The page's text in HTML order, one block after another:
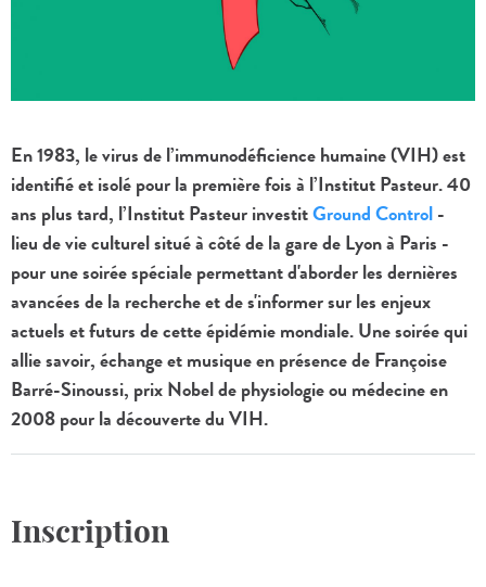
En 1983, le virus de l’immunodéficience humaine (VIH) est
identifié et isolé pour la première fois à l’Institut Pasteur. 40
ans plus tard, l’Institut Pasteur investitGround Control-
lieu de vie culturel situé à côté de la gare de Lyon à Paris -
pour une soirée spéciale permettant d'aborder les dernières
avancées de la recherche et de s'informer sur les enjeux
actuels et futurs de cette épidémie mondiale. Une soirée qui
allie savoir, échange et musique en présence de Françoise
Barré-Sinoussi, prix Nobel de physiologie ou médecine en
2008 pour la découverte du VIH.
Inscription